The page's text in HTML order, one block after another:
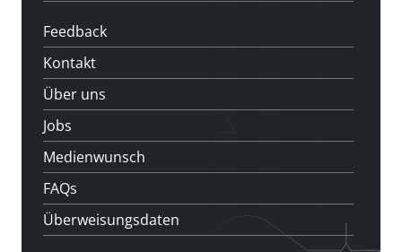
Feedback
Kontakt
Über uns
Jobs
Medienwunsch
FAQs
Überweisungsdaten